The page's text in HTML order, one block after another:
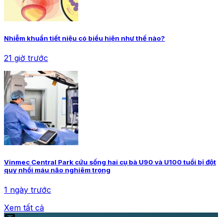
Nhiễm khuẩn tiết niệu có biểu hiện như thế nào?
21 giờ trước
Vinmec Central Park cứu sống hai cụ bà U90 và U100 tuổi bị đột
quỵ nhồi máu não nghiêm trọng
1 ngày trước
Xem tất cả